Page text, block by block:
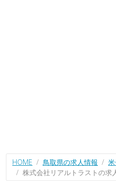
HOME 鳥取県の求人情報
株式会社リアルトラストの求